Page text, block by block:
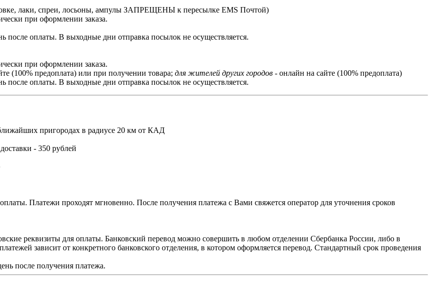
лаки, спреи, лосьоны, ампулы ЗАПРЕЩЕНЫ к пересылке EMS Почтой)
при оформлении заказа.
после оплаты. В выходные дни отправка посылок не осуществляется.
при оформлении заказа.
(100% предоплата) или при получении товара; для жителей других городов - онлайн на сайте (100% предоплата)
после оплаты. В выходные дни отправка посылок не осуществляется.
пригородах в радиусе 20 км от КАД
- 350 рублей
Платежи проходят мгновенно. После получения платежа с Вами свяжется оператор для уточнения сроков
реквизиты для оплаты. Банковский перевод можно совершить в любом отделении Сбербанка России, либо в
зависит от конкретного банковского отделения, в котором оформляется перевод. Стандартный срок проведения
после получения платежа.